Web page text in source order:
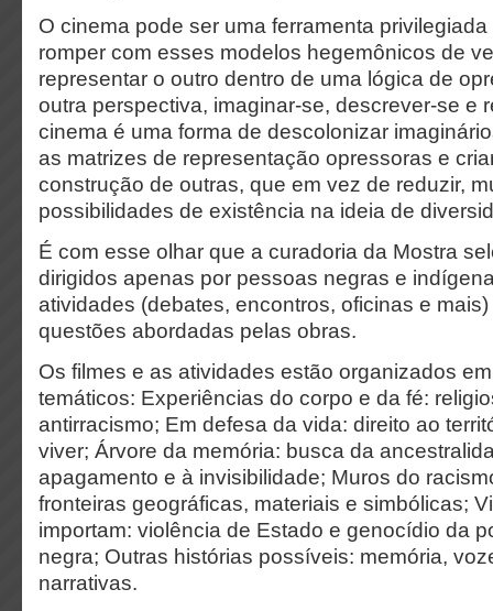
O cinema pode ser uma ferramenta
romper com esses modelos hegemônicos de
representar o outro dentro de uma lógica de
outra perspectiva, imaginar-se, descrever-se e
cinema é uma forma de descolonizar
as matrizes de representação opressoras e
construção de outras, que em vez de reduzir,
possibilidades de existência na ideia de
É com esse olhar que a curadoria da Mostra
dirigidos apenas por pessoas negras e
atividades (debates, encontros, oficinas e
questões abordadas pelas obras.
Os filmes e as atividades estão organizados
temáticos: Experiências do corpo e da fé:
antirracismo; Em defesa da vida: direito ao
viver; Árvore da memória: busca da
apagamento e à invisibilidade; Muros do
fronteiras geográficas, materiais e simbólicas;
importam: violência de Estado e genocídio da
negra; Outras histórias possíveis: memória,
narrativas.